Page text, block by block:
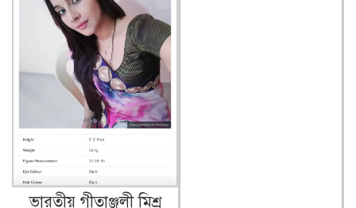
ভারতীয় গীতাঞ্জলী মিশ্র